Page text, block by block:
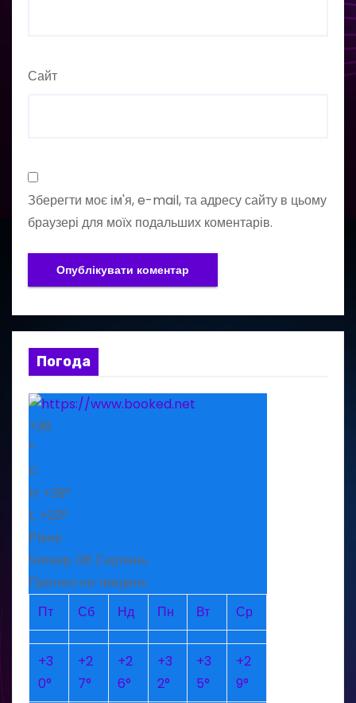
Сайт
Зберегти моє ім'я, e-mail, та адресу сайту в цьому
браузері для моїх подальших коментарів.
Погода
+38
°
C
H: +39°
L: +23°
Рівне
Четвер, 06 Серпень
Прогноз на тиждень
Пт
Сб Нд Пн Вт Ср
+3
0°
+2
7°
+2
6°
+3
2°
+3
5°
+2
9°